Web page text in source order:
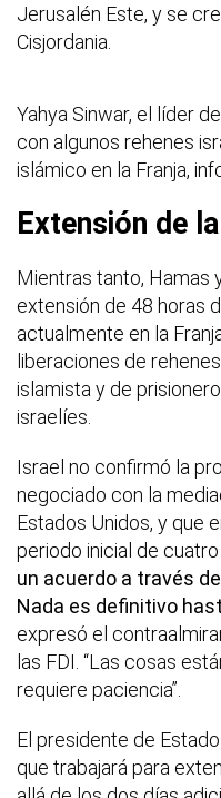
Jerusalén Este, y se
Cisjordania.
Yahya Sinwar, el líder
con algunos rehenes
islámico en la Franja,
Extensión de
Mientras tanto, Hamas
extensión de 48 horas
actualmente en la
liberaciones de
islamista y de
israelíes.
Israel no confirmó la
negociado con la
Estados Unidos, y que
periodo inicial de cuatro
un acuerdo a través
Nada es definitivo
expresó el
las FDI. “Las cosas
requiere paciencia”.
El presidente de
que trabajará para